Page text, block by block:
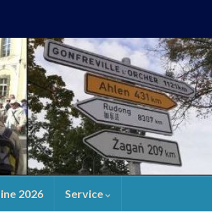
2026 Service